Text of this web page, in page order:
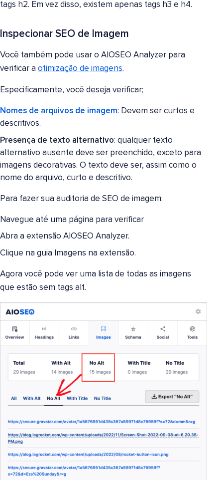
tags h2. Em vez disso, existem apenas tags h3 e h4.
Inspecionar SEO de Imagem
Você também pode usar o AIOSEO Analyzer para
verificar a otimização de imagens.
Especificamente, você deseja verificar;
Nomes de arquivos de imagem: Devem ser curtos e
descritivos.
Presença de texto alternativo: qualquer texto
alternativo ausente deve ser preenchido, exceto para
imagens decorativas. O texto deve ser, assim como o
nome do arquivo, curto e descritivo.
Para fazer sua auditoria de SEO de imagem:
Navegue até uma página para verificar
Abra a extensão AIOSEO Analyzer.
Clique na guia Imagens na extensão.
Agora você pode ver uma lista de todas as imagens
que estão sem tags alt.